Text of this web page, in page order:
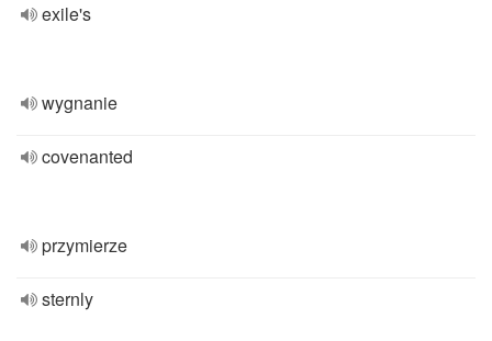
exile's
wygnanie
covenanted
przymierze
sternly